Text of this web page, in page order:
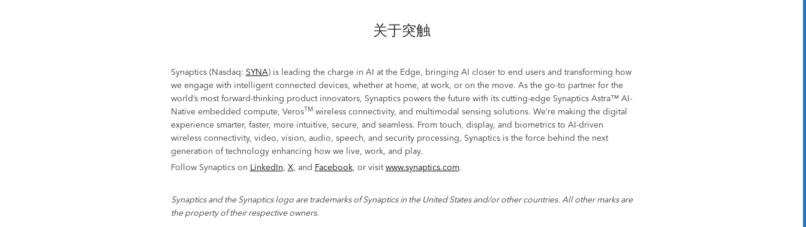
关于突触
Synaptics (Nasdaq: SYNA) is leading the charge in AI at the Edge, bringing AI closer to end users and transforming how
we engage with intelligent connected devices, whether at home, at work, or on the move. As the go-to partner for the
world’s most forward-thinking product innovators, Synaptics powers the future with its cutting-edge Synaptics Astra™ AI-
Native embedded compute, VerosTMwireless connectivity, and multimodal sensing solutions. We’re making the digital
experience smarter, faster, more intuitive, secure, and seamless. From touch, display, and biometrics to AI-driven
wireless connectivity, video, vision, audio, speech, and security processing, Synaptics is the force behind the next
generation of technology enhancing how we live, work, and play.
Follow Synaptics on LinkedIn, X, and Facebook, or visitwww.synaptics.com.
Synaptics and the Synaptics logo are trademarks of Synaptics in the United States and/or other countries. All other marks are
the property of their respective owners.